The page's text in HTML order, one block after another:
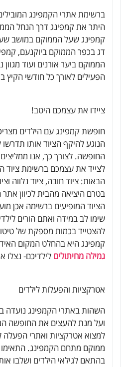
ברשימת אתרי הקמפינג
היתר את קמפינג דרך הנחל
קמפינג שעל הממוקם במושב
דג בכפר הממוקם ביוקנעם,
הממוקם ביער אורנים ועוד
הפעילים לאורך כל חודשי הקיץ
ציידו את עצמכם היטב!
חופשת קמפינג עם הילדים
הנוגע להיקף הציוד אותו
החופשה. לצורך כך, אנו
לצייד את עצמכם ברשימת ציוד
הבאות: ציוד חובה, ציוד נלווה
בטרם היציאה מהבית לכיוון אתר
הציוד המופיעים ברשימה אכן
שימו לב במידה ואתם הורים
להצטייד בכמות מספקת של
קמפינג היא בהחלט המקום
גמילה מחיתולים לילדיכם- נצלו
אטרקציות והפעלות לילדים
השהות באתרי הקמפינג נועדה
ועל מנת להעצים את החופשה
למצוא אטרקציות ואתרי הפעלה
ממוקם מתחם הקמפינג.
בהתאם לגילאי הילדים ושלבו